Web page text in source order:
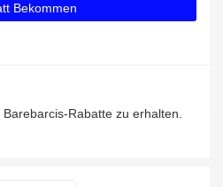
Bekommen
Rabatte zu erhalten.